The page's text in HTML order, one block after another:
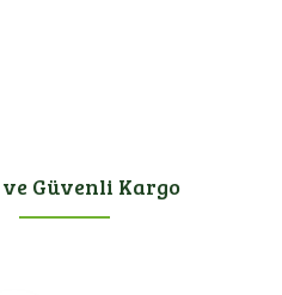
ve Güvenli Kargo